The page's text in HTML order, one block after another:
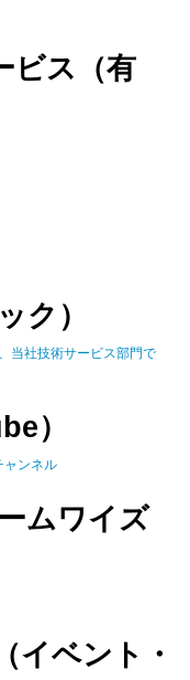
ビス（有
ク）
当社技術サービス部門で
）
ャンネル
ムワイズ
イベント・